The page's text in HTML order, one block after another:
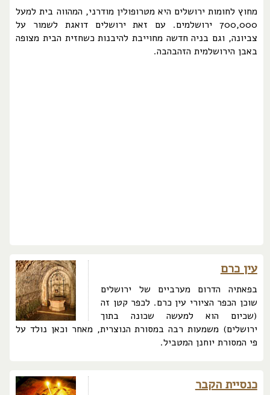
מחוץ לחומות ירושלים היא מטרופולין מודרני, המהווה בית למעל
700,000 ירושלמים. עם זאת ירושלים דואגת לשמור על
צביונה, וגם בניה חדשה מחוייבת להיבנות כשחזית הבית מצופה
באבן הירושלמית הזהבהבה.
עין כרם
בפאתיה הדרום מערביים של ירושלים
שוכן הכפר הציורי עין כרם. לכפר קטן זה
(שכיום הוא למעשה שכונה בתוך
ירושלים) משמעות רבה במסורת הנוצרית, מאחר וכאן נולד על
פי המסורת יוחנן המטביל.
כנסיית הקבר